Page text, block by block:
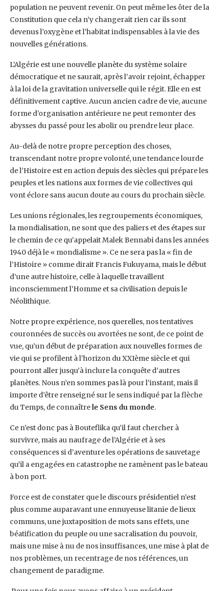
population ne peuvent revenir. On peut même les ôter de la
Constitution que cela n’y changerait rien car ils sont
devenus l’oxygène et l’habitat indispensables à la vie des
nouvelles générations.
L’Algérie est une nouvelle planète du système solaire
démocratique et ne saurait, après l’avoir rejoint, échapper
à la loi de la gravitation universelle qui le régit. Elle en est
définitivement captive. Aucun ancien cadre de vie, aucune
forme d’organisation antérieure ne peut remonter des
abysses du passé pour les abolir ou prendre leur place.
Au-delà de notre propre perception des choses,
transcendant notre propre volonté, une tendance lourde
de l’Histoire est en action depuis des siècles qui prépare les
peuples et les nations aux formes de vie collectives qui
vont éclore sans aucun doute au cours du prochain siècle.
Les unions régionales, les regroupements économiques,
la mondialisation, ne sont que des paliers et des étapes sur
le chemin de ce qu’appelait Malek Bennabi dans les années
1940 déjà le « mondialisme ». Ce ne sera pas la « fin de
l’Histoire » comme dirait Francis Fukuyama, mais le début
d’une autre histoire, celle à laquelle travaillent
inconsciemment l’Homme et sa civilisation depuis le
Néolithique.
Notre propre expérience, nos querelles, nos tentatives
couronnées de succès ou avortées ne sont, de ce point de
vue, qu’un début de préparation aux nouvelles formes de
vie qui se profilent à l’horizon du XXIème siècle et qui
pourront aller jusqu’à inclure la conquête d’autres
planètes. Nous n’en sommes pas là pour l’instant, mais il
importe d’être renseigné sur le sens indiqué par la flèche
du Temps, de connaîtrele Sens du monde.
Ce n’est donc pas à Bouteflika qu’il faut chercher à
survivre, mais au naufrage de l’Algérie et à ses
conséquences si d’aventure les opérations de sauvetage
qu’il a engagées en catastrophe ne ramènent pas le bateau
à bon port.
Force est de constater que le discours présidentiel n’est
plus comme auparavant une ennuyeuse litanie de lieux
communs, une juxtaposition de mots sans effets, une
béatification du peuple ou une sacralisation du pouvoir,
mais une mise à nu de nos insuffisances, une mise à plat de
nos problèmes, un recentrage de nos références, un
changement de paradigme.